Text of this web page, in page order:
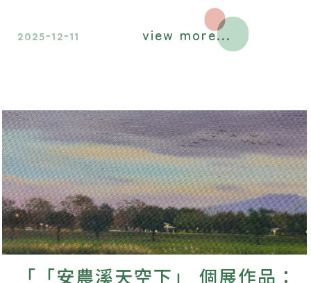
2025-12-11 view more...
「「安農溪天空下」 個展作品：